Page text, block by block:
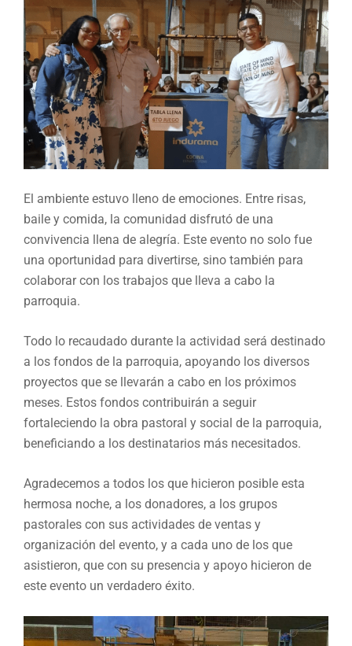
El ambiente estuvo lleno de emociones. Entre risas,
baile y comida, la comunidad disfrutó de una
convivencia llena de alegría. Este evento no solo fue
una oportunidad para divertirse, sino también para
colaborar con los trabajos que lleva a cabo la
parroquia.
Todo lo recaudado durante la actividad será destinado
a los fondos de la parroquia, apoyando los diversos
proyectos que se llevarán a cabo en los próximos
meses. Estos fondos contribuirán a seguir
fortaleciendo la obra pastoral y social de la parroquia,
beneficiando a los destinatarios más necesitados.
Agradecemos a todos los que hicieron posible esta
hermosa noche, a los donadores, a los grupos
pastorales con sus actividades de ventas y
organización del evento, y a cada uno de los que
asistieron, que con su presencia y apoyo hicieron de
este evento un verdadero éxito.